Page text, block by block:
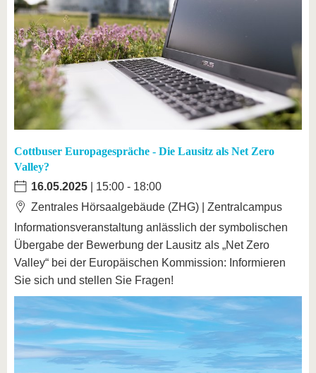
Cottbuser Europagespräche - Die Lausitz als Net Zero
Valley?
16.05.2025 | 15:00 - 18:00
Zentrales Hörsaalgebäude (ZHG) | Zentralcampus
Informationsveranstaltung anlässlich der symbolischen
Übergabe der Bewerbung der Lausitz als „Net Zero
Valley“ bei der Europäischen Kommission: Informieren
Sie sich und stellen Sie Fragen!